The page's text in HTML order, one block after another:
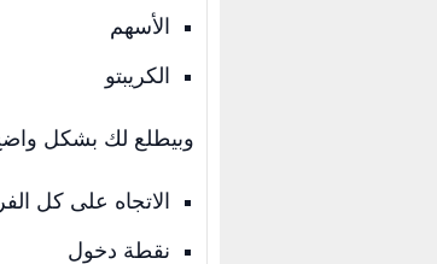
الأسهم
الكريبتو
وبيطلع لك بشكل
الاتجاه على كل
نقطة دخول